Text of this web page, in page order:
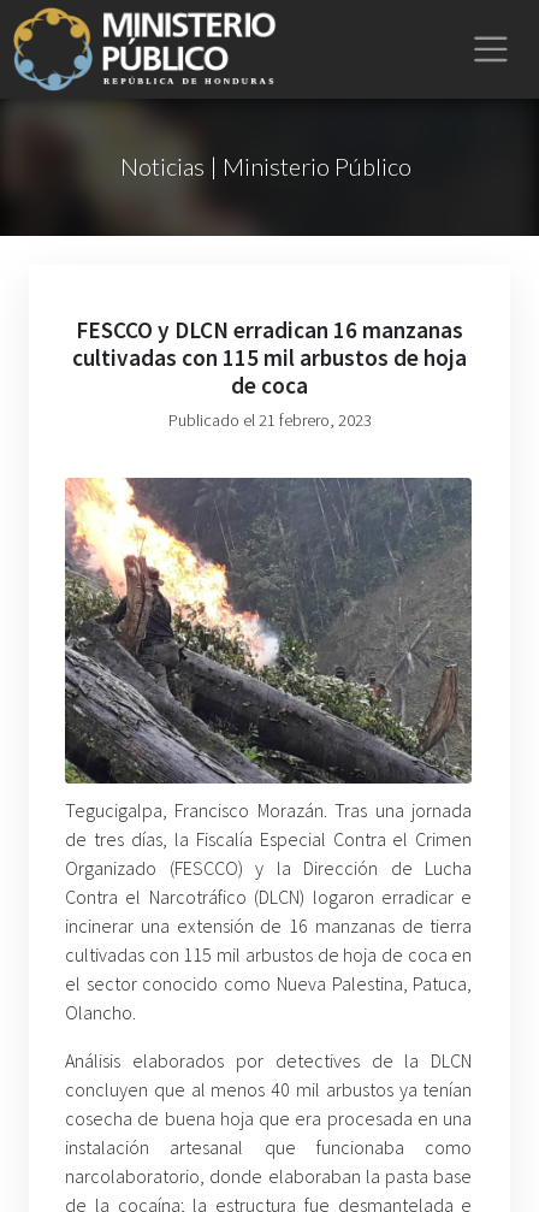
Noticias | Ministerio Público
FESCCO y DLCN erradican 16 manzanas
cultivadas con 115 mil arbustos de hoja
de coca
Publicado el 21 febrero, 2023
Tegucigalpa, Francisco Morazán. Tras una jornada
de tres días, la Fiscalía Especial Contra el Crimen
Organizado (FESCCO) y la Dirección de Lucha
Contra el Narcotráfico (DLCN) logaron erradicar e
incinerar una extensión de 16 manzanas de tierra
cultivadas con 115 mil arbustos de hoja de coca en
el sector conocido como Nueva Palestina, Patuca,
Olancho.
Análisis elaborados por detectives de la DLCN
concluyen que al menos 40 mil arbustos ya tenían
cosecha de buena hoja que era procesada en una
instalación artesanal que funcionaba como
narcolaboratorio, donde elaboraban la pasta base
de la cocaína; la estructura fue desmantelada e